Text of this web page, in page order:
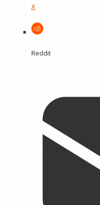
X
Reddit